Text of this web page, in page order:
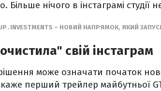
Більше нічого в інстаграмі студії
– НОВИЙ НАПРЯМОК, ЯКИЙ
свій інстаграм
може означати початок
перший трейлер майбутньої